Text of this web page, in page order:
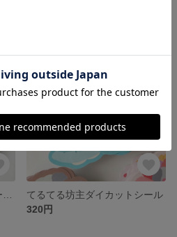
てるてる坊主ダイカットシール
320円